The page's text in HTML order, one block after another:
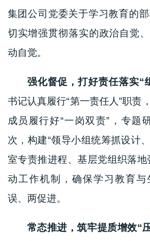
集团公司党委关于学习教育的部
切实增强贯彻落实的政治自觉
动自觉。
强化督促，打好责任落实“
书记认真履行“第一责任人”职责
成员履行好“一岗双责”，专题
次，构建“领导小组统筹抓设计
室专责推进程、基层党组织落地
动工作机制，确保学习教育与
误、两促进。
常态推进，筑牢提质增效“